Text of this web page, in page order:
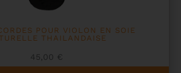
POUR VIOLON EN SOIE
THAILANDAISE
45,00 €